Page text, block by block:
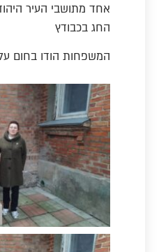
אחד מתושבי העיר
החג בכבודץ
המשפחות הודו בחום